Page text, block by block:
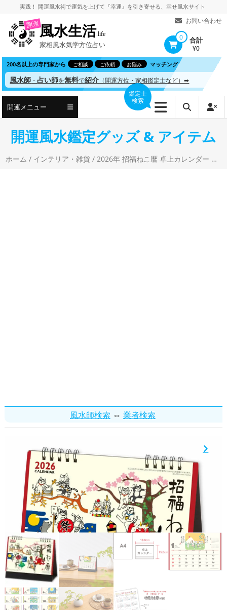
ツ
へ
ス
ッ
実践！ 開運風水術で運気を上げて 『幸運』を引き寄せる、 幸せ風水サイト
お問い合わせ
開運風水生活.life
家相風水気学方位占い
0 合計
¥0
200名以上の専門家から ご相談 ご依頼 お悩み マッチング
風水師 ・占い師を無料で紹介 （開運方位・家相鑑定士など）➡
開運メニュー
鑑定士
検索
開運風水鑑定グッズ & アイテム
ホーム / インテリア・雑貨 / 2026年 招福ねこ暦 卓上カレンダー 岡本肇 水墨 猫 イラスト カバマル
風水師検索 ⇔ 業者検索